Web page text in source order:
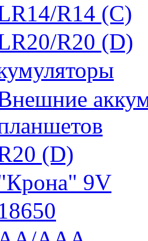
R14 (C)
R20 (D)
(D)
9V